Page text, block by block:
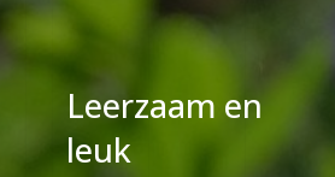
Leerzaam en
leuk